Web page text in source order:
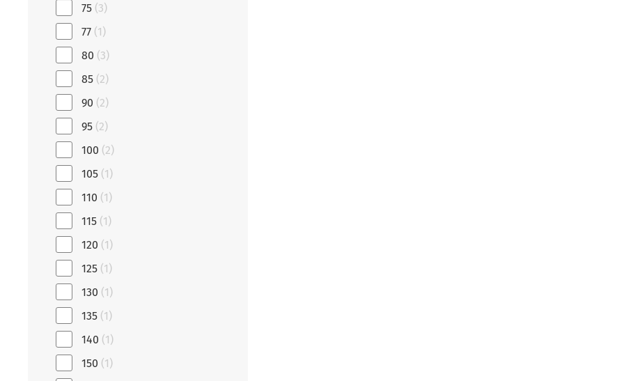
75 (3)
77 (1)
80 (3)
85 (2)
90 (2)
95 (2)
100 (2)
105 (1)
110 (1)
115 (1)
120 (1)
125 (1)
130 (1)
135 (1)
140 (1)
150 (1)